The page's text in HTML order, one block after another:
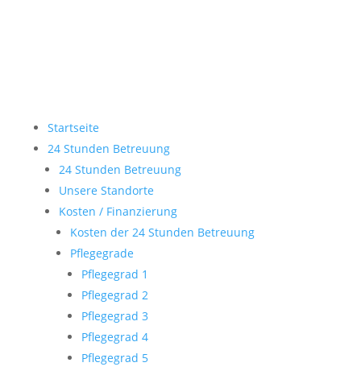
Startseite
24 Stunden Betreuung
24 Stunden Betreuung
Unsere Standorte
Kosten / Finanzierung
Kosten der 24 Stunden Betreuung
Pflegegrade
Pflegegrad 1
Pflegegrad 2
Pflegegrad 3
Pflegegrad 4
Pflegegrad 5